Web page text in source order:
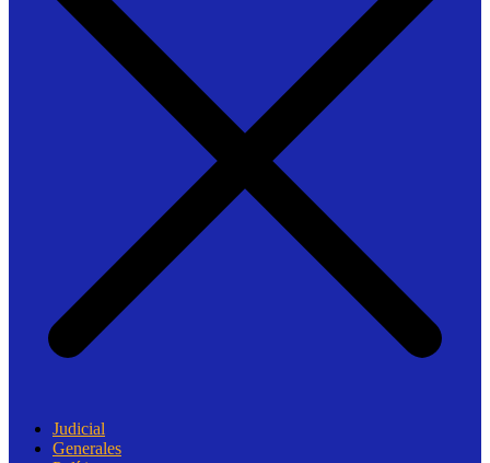
Judicial
Generales